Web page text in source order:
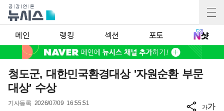
메인 랭킹 섹션 포토
청도군, 대한민국환경대상 '자원순환 부문
대상' 수상
기사등록 2026/07/09 16:55:51
가가